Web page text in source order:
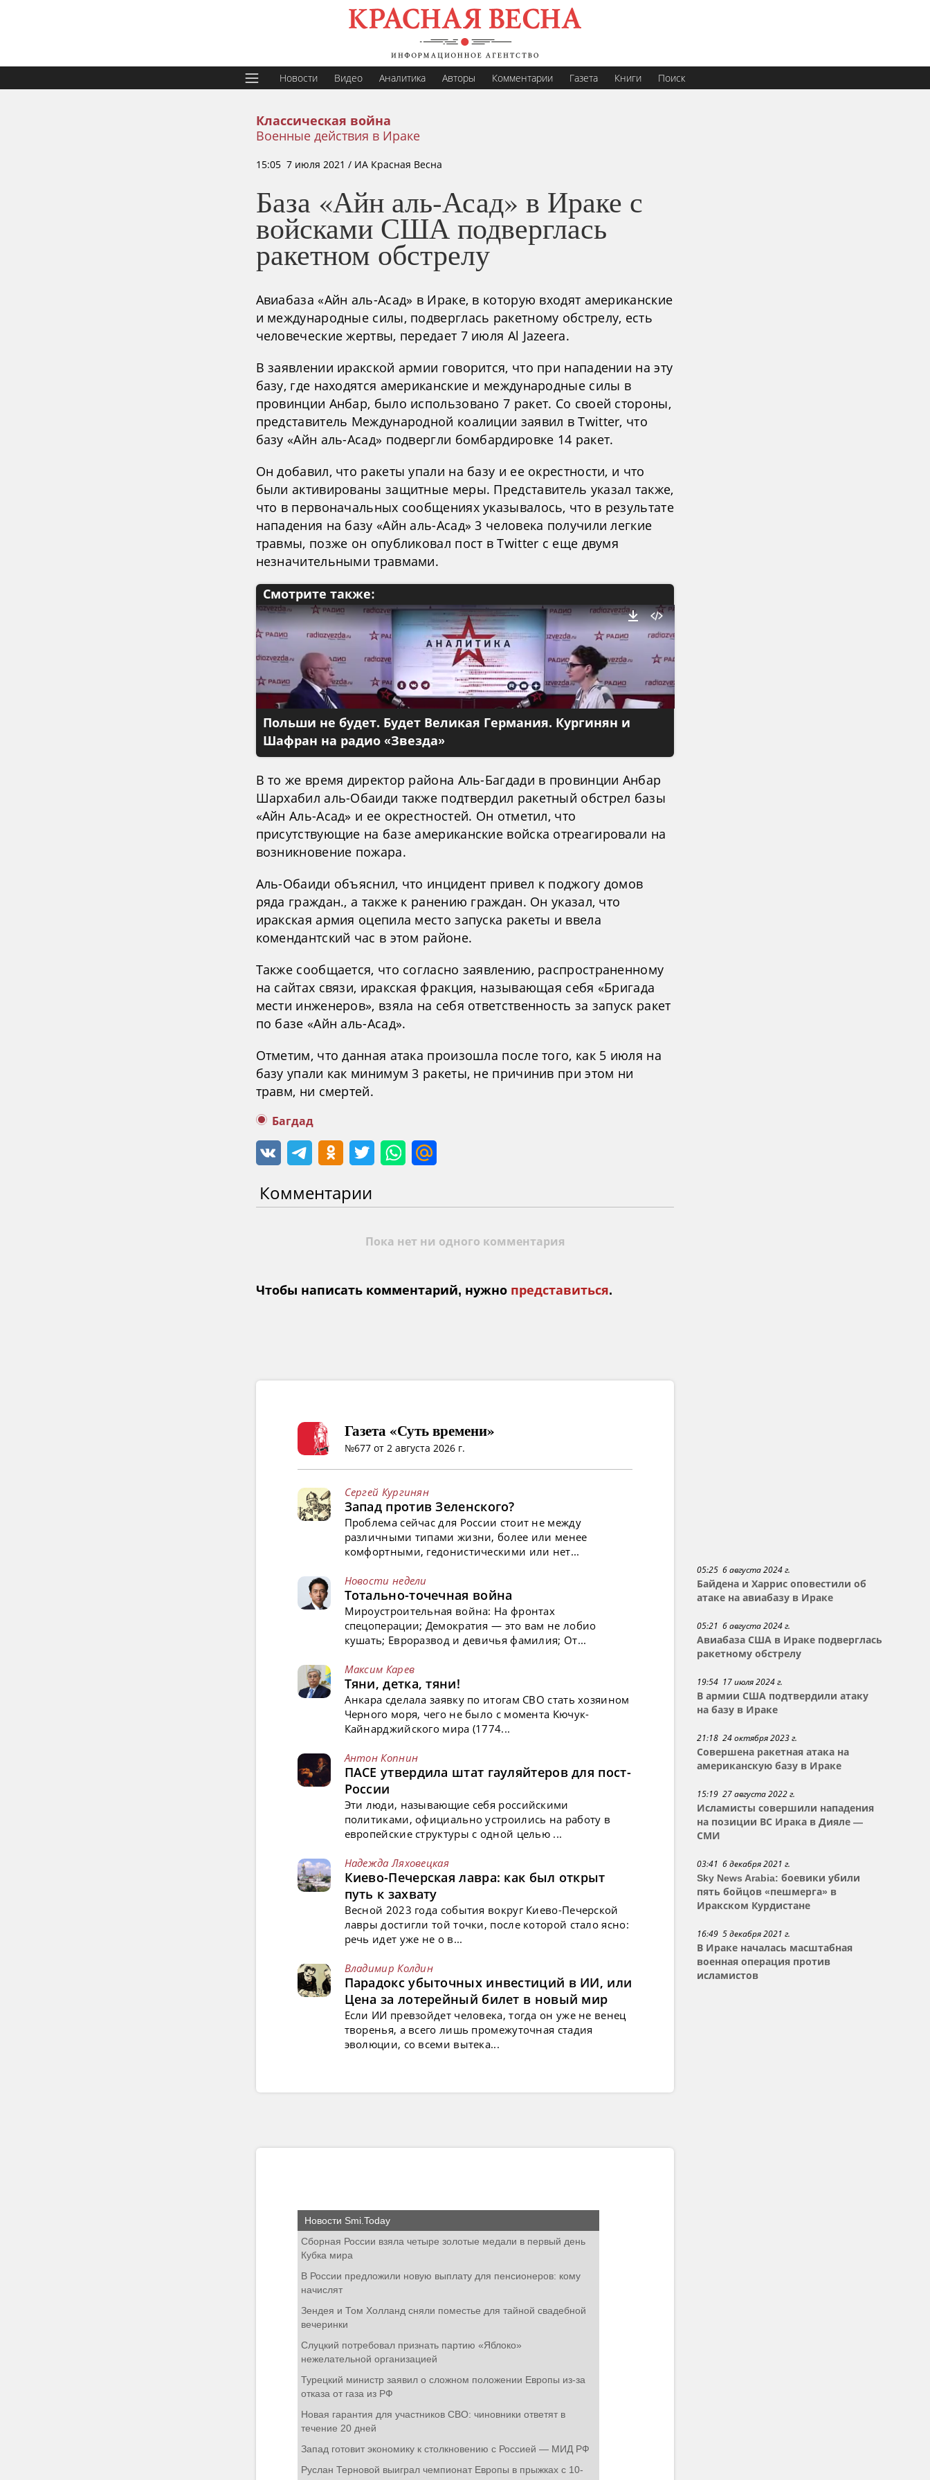
Новости Видео Аналитика Авторы Комментарии Газета Книги Поиск
Классическая война
Военные действия в Ираке
15:05 7 июля 2021 / ИА Красная Весна
База «Айн аль-Асад» в Ираке с
войсками США подверглась
ракетном обстрелу
Авиабаза «Айн аль-Асад» в Ираке, в которую входят американские
и международные силы, подверглась ракетному обстрелу, есть
человеческие жертвы, передает 7 июля Al Jazeera.
В заявлении иракской армии говорится, что при нападении на эту
базу, где находятся американские и международные силы в
провинции Анбар, было использовано 7 ракет. Со своей стороны,
представитель Международной коалиции заявил в Twitter, что
базу «Айн аль-Асад» подвергли бомбардировке 14 ракет.
Он добавил, что ракеты упали на базу и ее окрестности, и что
были активированы защитные меры. Представитель указал также,
что в первоначальных сообщениях указывалось, что в результате
нападения на базу «Айн аль-Асад» 3 человека получили легкие
травмы, позже он опубликовал пост в Twitter с еще двумя
незначительными травмами.
Смотрите также:
Польши не будет. Будет Великая Германия. Кургинян и
Шафран на радио «Звезда»
В то же время директор района Аль-Багдади в провинции Анбар
Шархабил аль-Обаиди также подтвердил ракетный обстрел базы
«Айн Аль-Асад» и ее окрестностей. Он отметил, что
присутствующие на базе американские войска отреагировали на
возникновение пожара.
Аль-Обаиди объяснил, что инцидент привел к поджогу домов
ряда граждан., а также к ранению граждан. Он указал, что
иракская армия оцепила место запуска ракеты и ввела
комендантский час в этом районе.
Также сообщается, что согласно заявлению, распространенному
на сайтах связи, иракская фракция, называющая себя «Бригада
мести инженеров», взяла на себя ответственность за запуск ракет
по базе «Айн аль-Асад».
Отметим, что данная атака произошла после того, как 5 июля на
базу упали как минимум 3 ракеты, не причинив при этом ни
травм, ни смертей.
Багдад
Комментарии
Пока нет ни одного комментария
Чтобы написать комментарий, нужно представиться.
05:25 6 августа 2024 г.
Байдена и Харрис оповестили об
атаке на авиабазу в Ираке
05:21 6 августа 2024 г.
Авиабаза США в Ираке подверглась
ракетному обстрелу
19:54 17 июля 2024 г.
В армии США подтвердили атаку
на базу в Ираке
21:18 24 октября 2023 г.
Совершена ракетная атака на
американскую базу в Ираке
15:19 27 августа 2022 г.
Исламисты совершили нападения
на позиции ВС Ирака в Дияле —
СМИ
03:41 6 декабря 2021 г.
Sky News Arabia: боевики убили
пять бойцов «пешмерга» в
Иракском Курдистане
16:49 5 декабря 2021 г.
В Ираке началась масштабная
военная операция против
исламистов
Газета «Суть времени»
№677 от 2 августа 2026 г.
Сергей Кургинян
Запад против Зеленского?
Проблема сейчас для России стоит не между
различными типами жизни, более или менее
комфортными, гедонистическими или нет...
Новости недели
Тотально-точечная война
Мироустроительная война: На фронтах
спецоперации; Демократия — это вам не лобио
кушать; Евроразвод и девичья фамилия; От...
Максим Карев
Тяни, детка, тяни!
Анкара сделала заявку по итогам СВО стать хозяином
Черного моря, чего не было с момента Кючук-
Кайнарджийского мира (1774...
Антон Копнин
ПАСЕ утвердила штат гауляйтеров для пост-
России
Эти люди, называющие себя российскими
политиками, официально устроились на работу в
европейские структуры с одной целью ...
Надежда Ляховецкая
Киево-Печерская лавра: как был открыт
путь к захвату
Весной 2023 года события вокруг Киево-Печерской
лавры достигли той точки, после которой стало ясно:
речь идет уже не о в...
Владимир Колдин
Парадокс убыточных инвестиций в ИИ, или
Цена за лотерейный билет в новый мир
Если ИИ превзойдет человека, тогда он уже не венец
творенья, а всего лишь промежуточная стадия
эволюции, со всеми вытека...